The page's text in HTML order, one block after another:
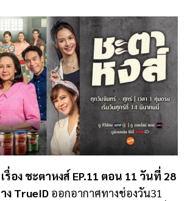
เรื่อง ชะตาหงส์ EP.11 ตอน 11 วันที่ 28
ง TrueID ออกอากาศทางช่องวัน31